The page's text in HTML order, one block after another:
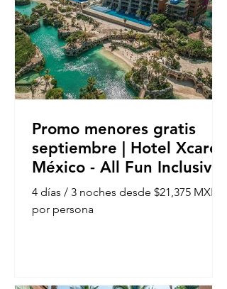
Promo menores gratis
septiembre | Hotel Xcaret
México - All Fun Inclusive
4 días / 3 noches desde $21,375 MXN
por persona